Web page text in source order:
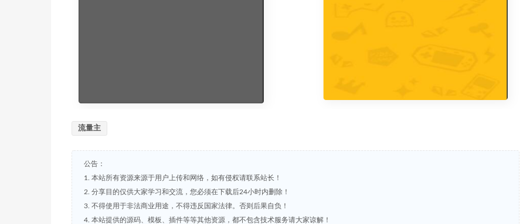
流量主
公告：
1. 本站所有资源来源于用户上传和网络，如有侵权请联系站长！
2. 分享目的仅供大家学习和交流，您必须在下载后24小时内删除！
3. 不得使用于非法商业用途，不得违反国家法律。否则后果自负！
4. 本站提供的源码、模板、插件等等其他资源，都不包含技术服务请大家谅解！